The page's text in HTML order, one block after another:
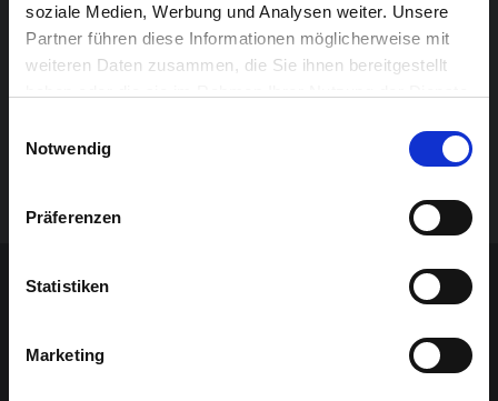
soziale Medien, Werbung und Analysen weiter. Unsere
Partner führen diese Informationen möglicherweise mit
weiteren Daten zusammen, die Sie ihnen bereitgestellt
Notwendig
Präferenzen
Statistiken
Marketing
Denise Krill ( Cello , back voc.)
Jürgen Förster ( E-Gitarre)